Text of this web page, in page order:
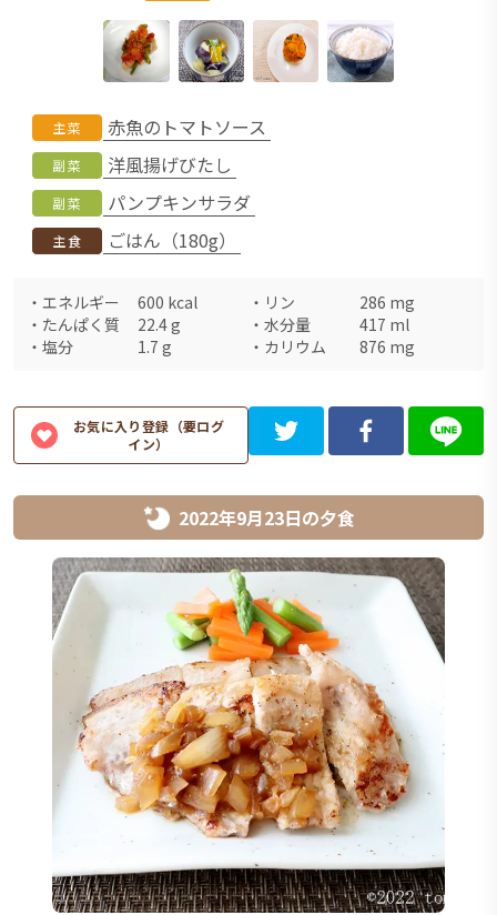
主菜 赤魚のトマトソース
副菜 洋風揚げびたし
副菜 パンプキンサラダ
主食 ごはん（180g）
・ エネルギー 600 kcal ・ リン 286 mg
・ たんぱく質 22.4g ・ 水分量 417 ml
・ 塩分 1.7 g ・ カリウム 876 mg
お気に入り登録（要ログ
イン）
2022年9月23日の夕食